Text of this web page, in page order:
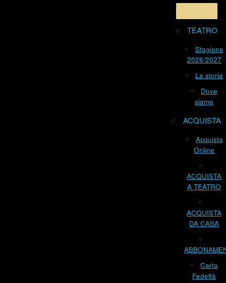
TEATRO
Stagione
2026/2027
La storia
Dove
siamo
ACQUISTA
Acquista
Online
ACQUISTA
A TEATRO
ACQUISTA
DA CASA
Carta
Fedeltà